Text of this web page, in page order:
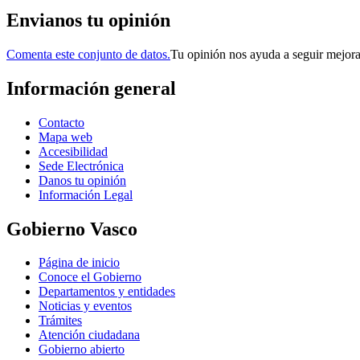
Envianos tu opinión
Comenta este conjunto de datos.Tu opinión nos ayuda a seguir
Información general
Contacto
Mapa web
Accesibilidad
Sede Electrónica
Danos tu opinión
Información Legal
Gobierno Vasco
Página de inicio
Conoce el Gobierno
Departamentos y entidades
Noticias y eventos
Trámites
Atención ciudadana
Gobierno abierto